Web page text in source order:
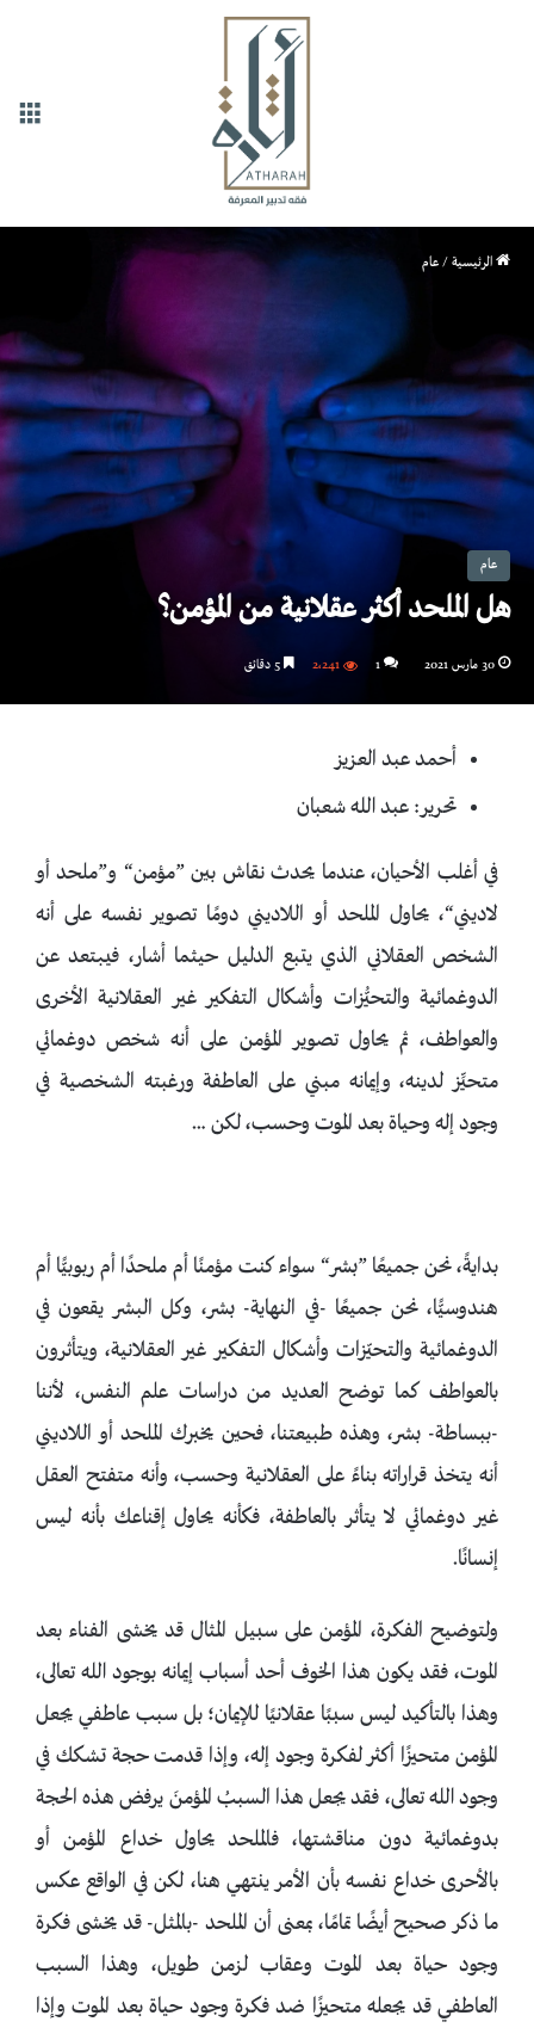
الرئيسية / عام
عام
هل الملحد أكثر عقلانية من المؤمن؟
30 مارس 2021 1 2٬241
أحمد عبد العزيز
تحرير: عبد الله شعبان
في أغلب الأحيان، عندما يحدث نقاش بين ”مؤمن“ و”ملحد أو
لاديني“، يحاول الملحد أو اللاديني دومًا تصوير نفسه على أنه
الشخص العقلاني الذي يتبع الدليل حيثما أشار، فيبتعد عن
الدوغمائية والتحيُّزات وأشكال التفكير غير العقلانية الأخرى
والعواطف، ثم يحاول تصوير المؤمن على أنه شخص دوغمائي
متحيِّز لدينه، وإيمانه مبني على العاطفة ورغبته الشخصية في
وجود إله وحياة بعد الموت وحسب، لكن …
بدايةً، نحن جميعًا ”بشر“ سواء كنت مؤمنًا أم ملحدًا أم ربوبيًّا أم
هندوسيًّا، نحن جميعًا -في النهاية- بشر، وكل البشر يقعون في
الدوغمائية والتحيّزات وأشكال التفكير غير العقلانية، ويتأثرون
بالعواطف كما توضح العديد من دراسات علم النفس، لأننا
-ببساطة- بشر، وهذه طبيعتنا، فحين يخبرك الملحد أو اللاديني
أنه يتخذ قراراته بناءً على العقلانية وحسب، وأنه متفتح العقل
غير دوغمائي لا يتأثر بالعاطفة، فكأنه يحاول إقناعك بأنه ليس
إنسانًا.
ولتوضيح الفكرة، المؤمن على سبيل المثال قد يخشى الفناء بعد
الموت، فقد يكون هذا الخوف أحد أسباب إيمانه بوجود الله تعالى،
وهذا بالتأكيد ليس سببًا عقلانيًا للإيمان؛ بل سبب عاطفي يجعل
المؤمن متحيزًا أكثر لفكرة وجود إله، وإذا قدمت حجة تشكك في
وجود الله تعالى، فقد يجعل هذا السببُ المؤمنَ يرفض هذه الحجة
بدوغمائية دون مناقشتها، فالملحد يحاول خداع المؤمن أو
بالأحرى خداع نفسه بأن الأمر ينتهي هنا، لكن في الواقع عكس
ما ذكر صحيح أيضًا تمامًا، بمعنى أن الملحد -بالمثل- قد يخشى فكرة
وجود حياة بعد الموت وعقاب لزمن طويل، وهذا السبب
العاطفي قد يجعله متحيزًا ضد فكرة وجود حياة بعد الموت وإذا